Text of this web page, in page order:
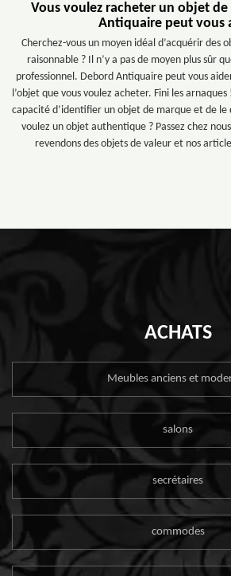
Vous voulez racheter un objet de
Antiquaire peut vous
Cherchez-vous un moyen idéal d’acquérir des
raisonnable ? Il n’y a pas de moyen plus sûr
professionnel. Debord Antiquaire peut vous
l’objet que vous voulez acheter. Fini les
capacité d’identifier un objet de marque et de le
voulez un objet authentique ? Passez chez
revendons des objets de valeur et nos
ACHATS
Meubles anciens et
salons
secrétaires
commodes